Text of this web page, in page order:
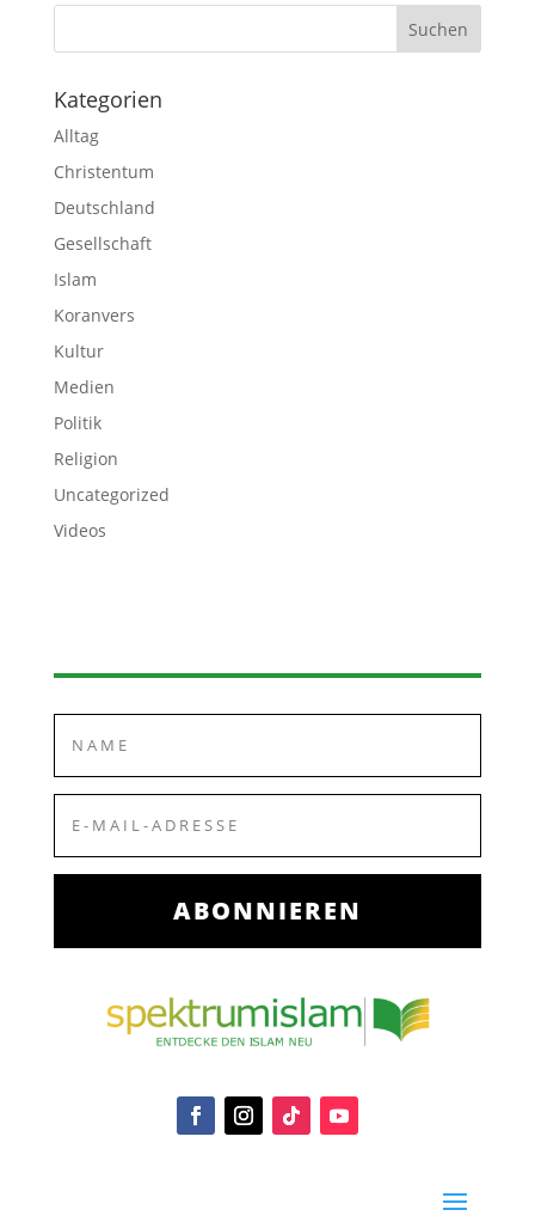
Kategorien
Alltag
Christentum
Deutschland
Gesellschaft
Islam
Koranvers
Kultur
Medien
Politik
Religion
Uncategorized
Videos
ABONNIEREN